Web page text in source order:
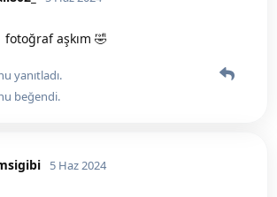
fotoğraf aşkım 🤣
yanıtladı.
beğendi.
5 Haz 2024